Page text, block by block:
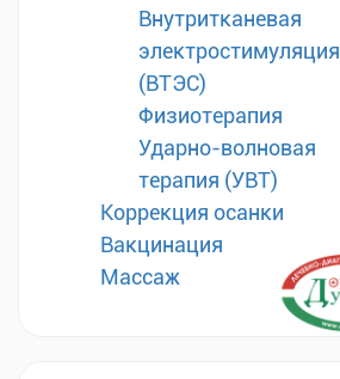
Внутритканевая
электростимуляция
(ВТЭС)
Физиотерапия
Ударно-волновая
терапия (УВТ)
Коррекция осанки
Вакцинация
Массаж